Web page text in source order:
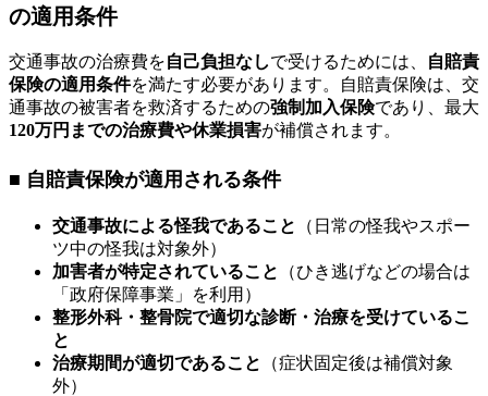
の適用条件
交通事故の治療費を自己負担なしで受けるためには、
自賠責
保険の適用条件を満たす必要があります。自賠責保険は、交
通事故の被害者を救済するための強制加入保険であり、最大
120万円までの治療費や休業損害が補償されます。
■ 自賠責保険が適用される条件
交通事故による怪我であること
（日常の怪我やスポー
ツ中の怪我は対象外）
加害者が特定されていること
（ひき逃げなどの場合は
「政府保障事業」を利用）
整形外科・整骨院で適切な診断・治療を受けているこ
と
治療期間が適切であること
（症状固定後は補償対象
外）